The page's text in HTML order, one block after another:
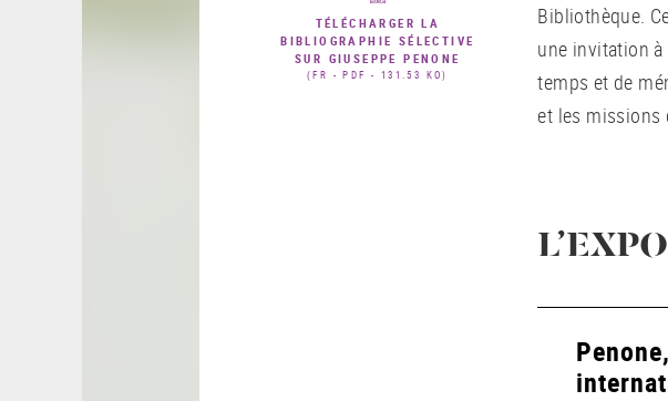
TÉLÉCHARGER LA
BIBLIOGRAPHIE SÉLECTIVE
SUR GIUSEPPE PENONE
(FR - PDF - 131.53 KO)
Bibliothèque.
une invitation
temps et de
et les missions